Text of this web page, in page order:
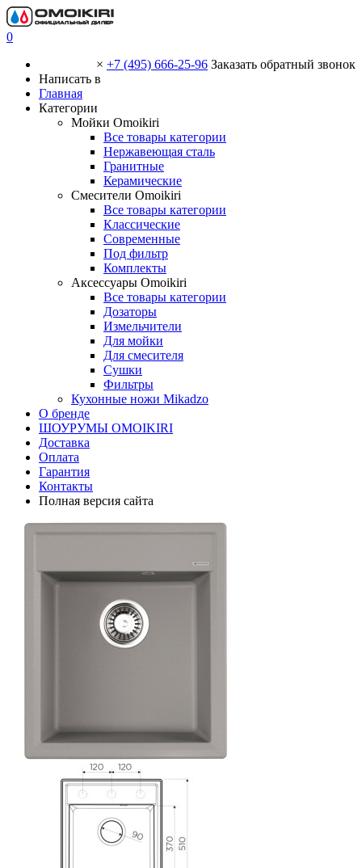
0
× +7 (495) 666-25-96 Заказать обратный звонок
Написать в
Главная
Категории
Мойки Omoikiri
Все товары категории
Нержавеющая сталь
Гранитные
Керамические
Смесители Omoikiri
Все товары категории
Классические
Современные
Под фильтр
Комплекты
Аксессуары Omoikiri
Все товары категории
Дозаторы
Измельчители
Для мойки
Для смесителя
Сушки
Фильтры
Кухонные ножи Mikadzo
О бренде
ШОУРУМЫ OMOIKIRI
Доставка
Оплата
Гарантия
Контакты
Полная версия сайта